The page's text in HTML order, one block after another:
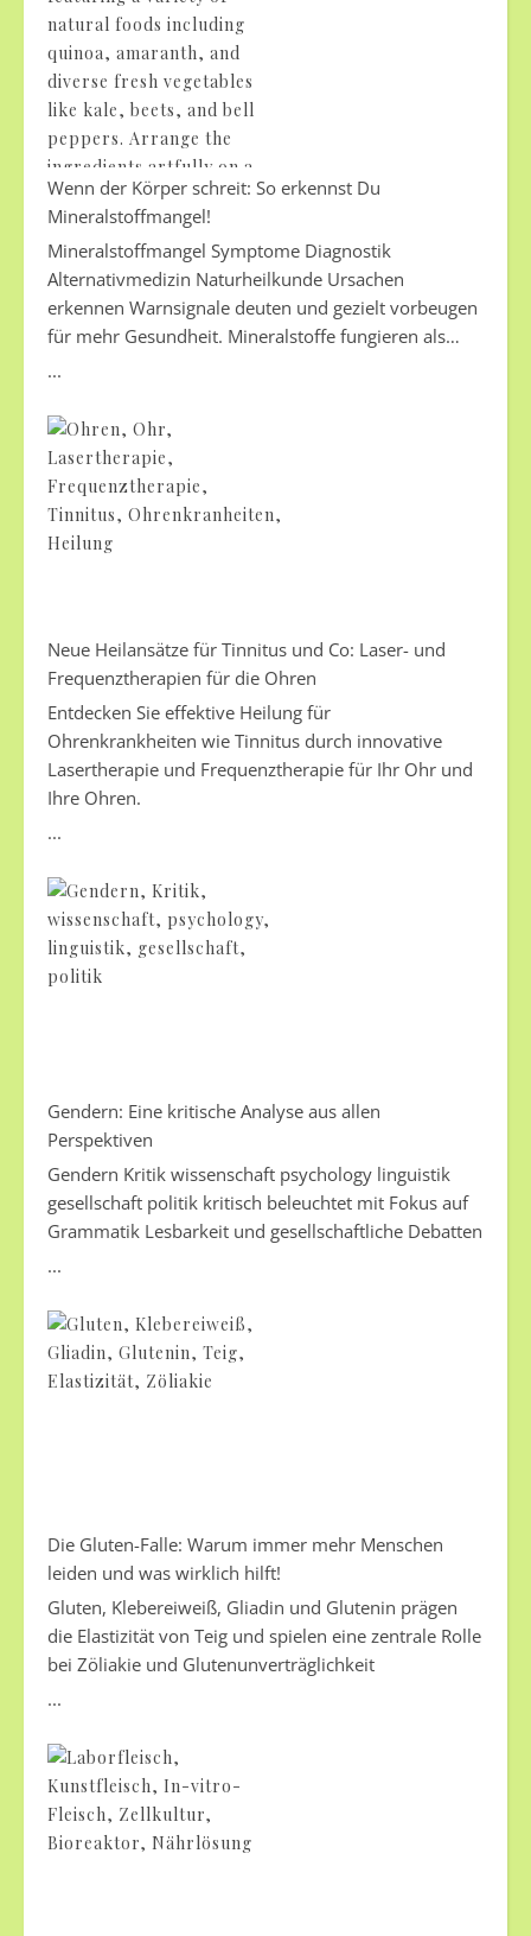
Wenn der Körper schreit: So erkennst Du
Mineralstoffmangel!
Mineralstoffmangel Symptome Diagnostik
Alternativmedizin Naturheilkunde Ursachen
erkennen Warnsignale deuten und gezielt vorbeugen
für mehr Gesundheit. Mineralstoffe fungieren als
Reizweiterleitung in den Nerven bis zur Stabilität der
Knochen. Doch oft wird ein Mangel erst bemerkt,
wenn er bereits fortgeschritten ist. Ein Defizit beginnt
oft schleichend und bleibt lange unbemerkt. Dein
Körper sendet frühzeitig subtile Warnsignale, um auf
...
Neue Heilansätze für Tinnitus und Co: Laser- und
Frequenztherapien für die Ohren
Entdecken Sie effektive Heilung für
Ohrenkrankheiten wie Tinnitus durch innovative
Lasertherapie und Frequenztherapie für Ihr Ohr und
Ihre Ohren.
...
Gendern: Eine kritische Analyse aus allen
Perspektiven
Gendern Kritik wissenschaft psychology linguistik
gesellschaft politik kritisch beleuchtet mit Fokus auf
Grammatik Lesbarkeit und gesellschaftliche Debatten
...
Die Gluten-Falle: Warum immer mehr Menschen
leiden und was wirklich hilft!
Gluten, Klebereiweiß, Gliadin und Glutenin prägen
die Elastizität von Teig und spielen eine zentrale Rolle
bei Zöliakie und Glutenunverträglichkeit
...